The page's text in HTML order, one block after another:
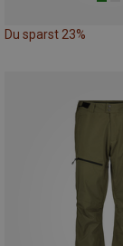
Du sparst 23%